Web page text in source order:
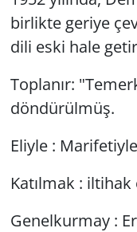
birlikte geriye
dili eski hale
Toplanır:
döndürülmüş.
Eliyle : Marifetiyle
Katılmak :
Genelkurmay :